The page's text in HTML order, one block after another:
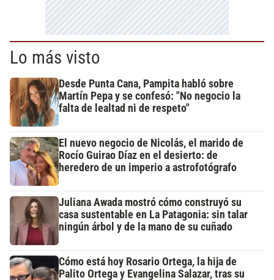
Lo más visto
Desde Punta Cana, Pampita habló sobre
Martín Pepa y se confesó: "No negocio la
falta de lealtad ni de respeto"
El nuevo negocio de Nicolás, el marido de
Rocío Guirao Díaz en el desierto: de
heredero de un imperio a astrofotógrafo
Juliana Awada mostró cómo construyó su
casa sustentable en La Patagonia: sin talar
ningún árbol y de la mano de su cuñado
Cómo está hoy Rosario Ortega, la hija de
Palito Ortega y Evangelina Salazar, tras su